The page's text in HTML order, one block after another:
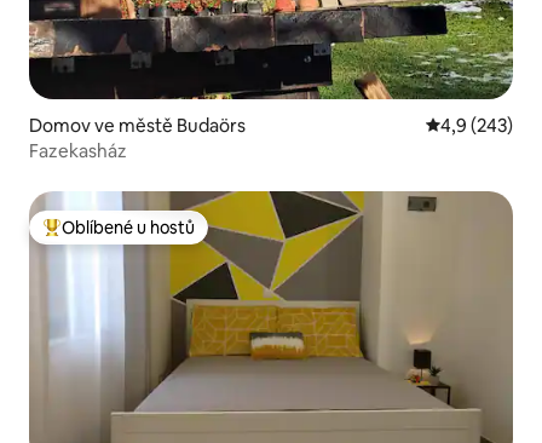
Domov ve městě Budaörs Průměrné
4,9 (243)
Fazekasház
Nejlepší v kategorii Oblíbené u hostů
Oblíbené u hostů